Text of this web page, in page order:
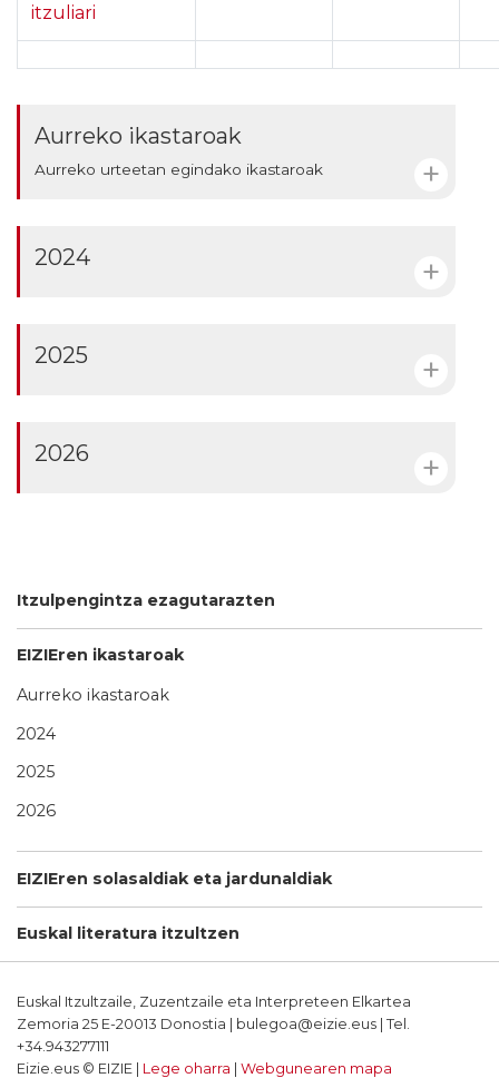
Itzulpengintza ezagutarazten
EIZIEren ikastaroak
Aurreko ikastaroak
2024
2025
2026
EIZIEren solasaldiak eta jardunaldiak
Euskal literatura itzultzen
itzuliari
Aurreko ikastaroak
Aurreko urteetan egindako ikastaroak
2024
2025
2026
Euskal Itzultzaile, Zuzentzaile eta Interpreteen Elkartea
Zemoria 25 E-20013 Donostia | bulegoa@eizie.eus | Tel.
+34.943277111
Eizie.eus © EIZIE | Lege oharra
Webgunearen mapa